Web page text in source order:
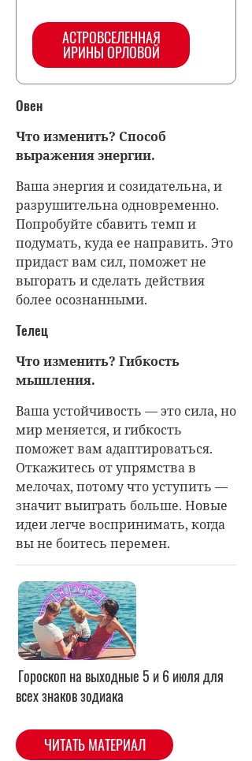
АСТРОВСЕЛЕННАЯ
ИРИНЫ ОРЛОВОЙ
Овен
Что изменить? Способ
выражения энергии.
Ваша энергия и созидательна, и
разрушительна одновременно.
Попробуйте сбавить темп и
подумать, куда ее направить. Это
придаст вам сил, поможет не
выгорать и сделать действия
более осознанными.
Телец
Что изменить? Гибкость
мышления.
Ваша устойчивость — это сила, но
мир меняется, и гибкость
поможет вам адаптироваться.
Откажитесь от упрямства в
мелочах, потому что уступить —
значит выиграть больше. Новые
идеи легче воспринимать, когда
вы не боитесь перемен.
Гороскоп на выходные 5 и 6 июля для
всех знаков зодиака
ЧИТАТЬ МАТЕРИАЛ